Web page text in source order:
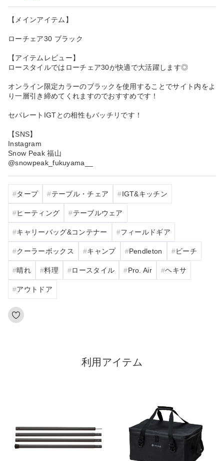
【メインアイテム】
ローチェア30 ブラック
【アイテムレビュー】
ロースタイルではローチェア30が快適で大活躍します◎
オンライン限定カラーのブラックを使用することでサイト内をよ
り一層引き締めてくれますのでおすすめです！
セパレートIGTとの相性もバッチリです！
【SNS】
Instagram
Snow Peak 福山
@snowpeak_fukuyama__
タープ テーブル・チェア IGT&キッチン
ヒーティング テーブルウェア
キャリーバッグ&コンテナー フィールドギア
クーラーボックス キャンプ Pendleton ビーチ
晴れ 料理 ロースタイル Pro. Air ヘキサ
アウトドア
利用アイテム